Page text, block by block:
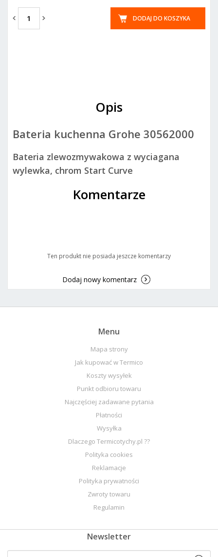
DODAJ DO KOSZYKA
Opis
Bateria kuchenna Grohe 30562000
Bateria zlewozmywakowa z wyciagana
wylewka, chrom Start Curve
Komentarze
Ten produkt nie posiada jeszcze komentarzy
Dodaj nowy komentarz
Menu
Mapa strony
Jak kupować w Termico
Koszty wysyłek
Punkt odbioru towaru
Najczęściej zadawane pytania
Płatności
Wysyłka
Dlaczego Termicotychy.pl ??
Polityka cookies
Reklamacje
Polityka prywatności
Zwroty towaru
Regulamin
Newsletter